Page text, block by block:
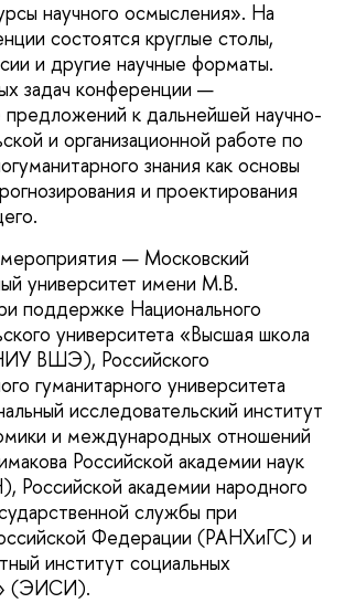
научного осмысления». На
состоятся круглые столы,
и другие научные форматы.
задач конференции —
к дальнейшей научно-
и организационной работе по
знания как основы
и проектирования
— Московский
университет имени М.В.
поддержке Национального
университета «Высшая школа
ВШЭ), Российского
гуманитарного университета
исследовательский институт
и международных отношений
Российской академии наук
академии народного
службы при
Федерации (РАНХиГС) и
институт социальных
(ЭИСИ).